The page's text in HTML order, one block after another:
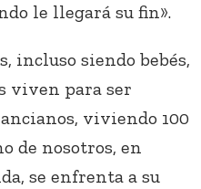
le llegará su fin».
incluso siendo bebés,
viven para ser
viviendo 100
de nosotros, en
se enfrenta a su